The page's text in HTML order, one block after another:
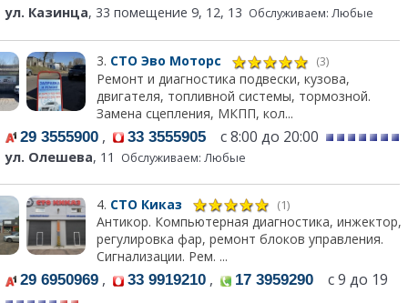
ул. Казинца, 33 помещение 9, 12, 13 Обслуживаем: Любые
3. СТО Эво Моторс (3)
Ремонт и диагностика подвески, кузова,
двигателя, топливной системы, тормозной.
Замена сцепления, МКПП, кол...
29 3555900 , 33 3555905 с 8:00 до 20:00
ул. Олешева, 11 Обслуживаем: Любые
4. СТО Киказ (1)
Антикор. Компьютерная диагностика, инжектор,
регулировка фар, ремонт блоков управления.
Сигнализации. Рем. ...
29 6950969 , 33 9919210 , 17 3959290 с 9 до 19